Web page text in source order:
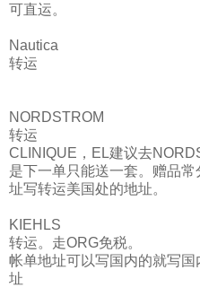
可直运。
Nautica
转运
NORDSTROM
转运
CLINIQUE，EL建议去
是下一单只能送一套。赠品
址写转运美国处的地址。
KIEHLS
转运。走ORG免税。
帐单地址可以写国内的就写
址